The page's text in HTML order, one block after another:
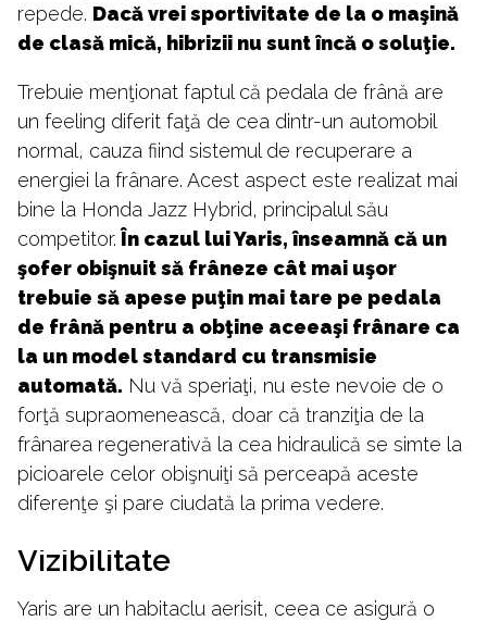
repede. Dacă vrei sportivitate de la o maşină
de clasă mică, hibrizii nu sunt încă o soluţie.
Trebuie menţionat faptul că pedala de frână are
un feeling diferit faţă de cea dintr-un automobil
normal, cauza fiind sistemul de recuperare a
energiei la frânare. Acest aspect este realizat mai
bine la Honda Jazz Hybrid, principalul său
competitor.În cazul lui Yaris, înseamnă că un
şofer obişnuit să frâneze cât mai uşor
trebuie să apese puţin mai tare pe pedala
de frână pentru a obţine aceeaşi frânare ca
la un model standard cu transmisie
automată. Nu vă speriaţi, nu este nevoie de o
forţă supraomenească, doar că tranziţia de la
frânarea regenerativă la cea hidraulică se simte la
picioarele celor obişnuiţi să perceapă aceste
diferenţe şi pare ciudată la prima vedere.
Vizibilitate
Yaris are un habitaclu aerisit, ceea ce asigură o